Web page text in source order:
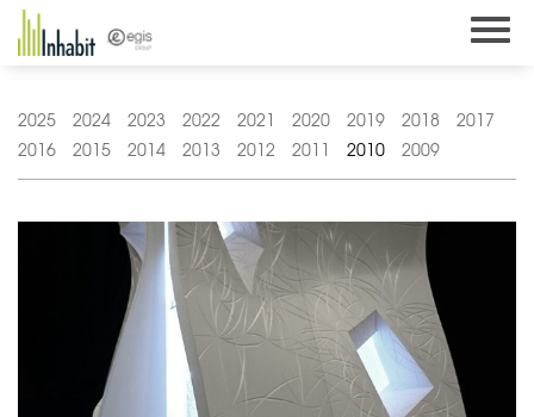
Skip
content
2025 2024 2023 2022 2021 2020 2019 2018
2017
2016
2015 2014 2013 2012 2011 2010 2009